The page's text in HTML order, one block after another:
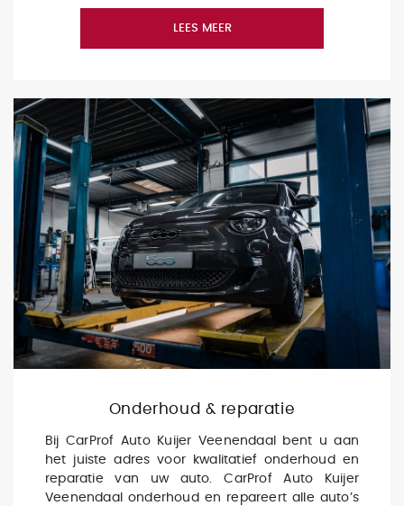
LEES MEER
Onderhoud & reparatie
Bij CarProf Auto Kuijer Veenendaal bent u aan
het juiste adres voor kwalitatief onderhoud en
reparatie van uw auto. CarProf Auto Kuijer
Veenendaal onderhoud en repareert alle auto’s